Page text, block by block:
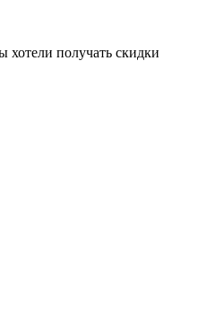
получать скидки